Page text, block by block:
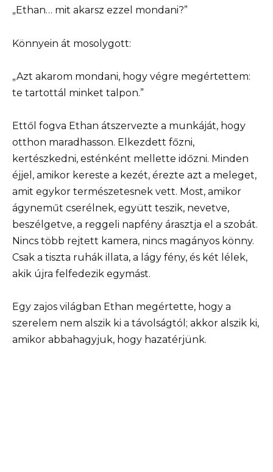
„Ethan… mit akarsz ezzel mondani?”
Könnyein át mosolygott:
„Azt akarom mondani, hogy végre megértettem:
te tartottál minket talpon.”
Ettől fogva Ethan átszervezte a munkáját, hogy
otthon maradhasson. Elkezdett főzni,
kertészkedni, esténként mellette időzni. Minden
éjjel, amikor kereste a kezét, érezte azt a meleget,
amit egykor természetesnek vett. Most, amikor
ágyneműt cserélnek, együtt teszik, nevetve,
beszélgetve, a reggeli napfény árasztja el a szobát.
Nincs több rejtett kamera, nincs magányos könny.
Csak a tiszta ruhák illata, a lágy fény, és két lélek,
akik újra felfedezik egymást.
Egy zajos világban Ethan megértette, hogy a
szerelem nem alszik ki a távolságtól; akkor alszik ki,
amikor abbahagyjuk, hogy hazatérjünk.